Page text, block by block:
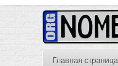
Главная страница